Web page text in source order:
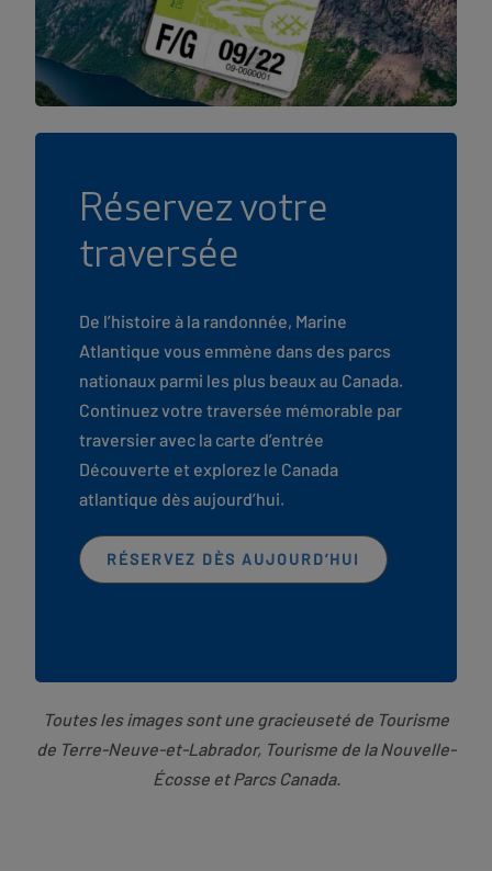
Réservez votre
traversée
De l’histoire à la randonnée, Marine
Atlantique vous emmène dans des parcs
nationaux parmi les plus beaux au Canada.
Continuez votre traversée mémorable par
traversier avec la carte d’entrée
Découverte et explorez le Canada
atlantique dès aujourd’hui.
RÉSERVEZ DÈS AUJOURD’HUI
Toutes les images sont une gracieuseté de Tourisme
de Terre-Neuve-et-Labrador, Tourisme de la Nouvelle-
Écosse et Parcs Canada.